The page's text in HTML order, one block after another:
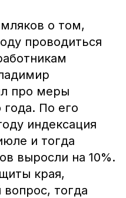
о том,
проводиться
про меры
По его
индексация
и тогда
выросли на 10%.
края,
тогда